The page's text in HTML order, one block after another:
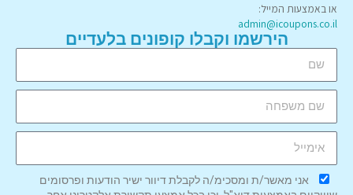
או באמצעות המייל:
admin@icoupons.co.il
הירשמו וקבלו קופונים בלעדיים
אני מאשר/ת ומסכימ/ה לקבלת דיוור ישיר הודעות ופרסומים